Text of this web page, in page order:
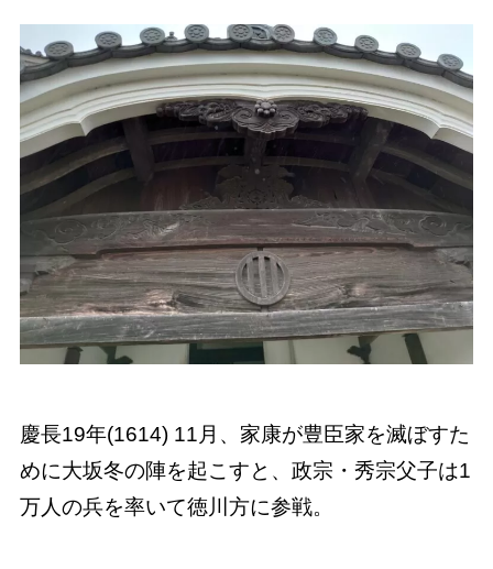
慶長19年(1614) 11月、家康が豊臣家を滅ぼすた
めに大坂冬の陣を起こすと、政宗・秀宗父子は1
万人の兵を率いて徳川方に参戦。